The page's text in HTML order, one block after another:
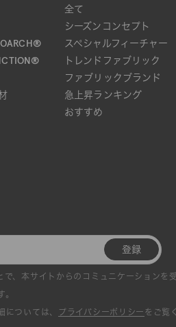
全て
シーズンコンセプト
スペシャルフィーチャー
トレンドファブリック
ファブリックブランド
急上昇ランキング
おすすめ
登録
で、本サイトからのコミュニケーションを
ついては、
プライバシーポリシー をご覧